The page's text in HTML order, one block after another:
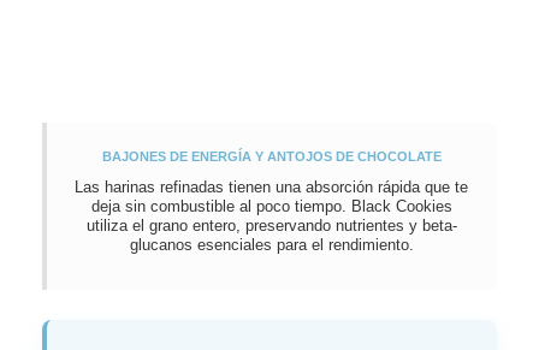
BAJONES DE ENERGÍA Y ANTOJOS DE CHOCOLATE
Las harinas refinadas tienen una absorción rápida que te
deja sin combustible al poco tiempo. Black Cookies
utiliza el grano entero, preservando nutrientes y beta-
glucanos esenciales para el rendimiento.